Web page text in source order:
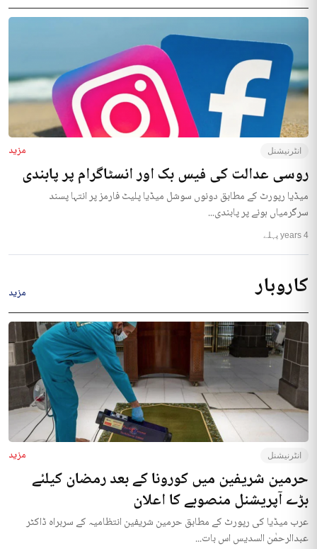
انٹرنیشنل مزید
روسی عدالت کی فیس بک اور انسٹاگرام پر پابندی
میڈیا رپورٹ کے مطابق دونوں سوشل میڈیا پلیٹ فارمز پر انتہا پسند
سرگرمیاں ہونے پر پابندی...
4 years پہلے
کاروبار مزید
انٹرنیشنل مزید
حرمین شریفین میں کورونا کے بعد رمضان کیلئے
بڑے آپریشنل منصوبے کا اعلان
عرب میڈیا کی رپورٹ کے مطابق حرمین شریفین انتظامیہ کے سربراہ ڈاکٹر
عبدالرحمٰن السدیس اس بات...